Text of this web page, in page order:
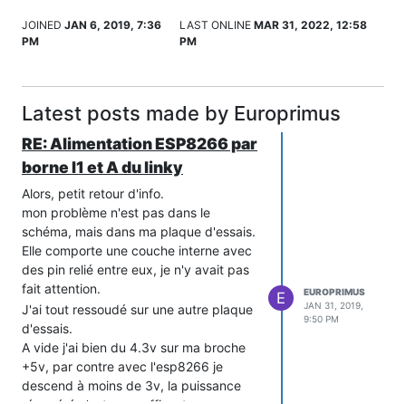
JOINED JAN 6, 2019, 7:36
PM
LAST ONLINE MAR 31, 2022, 12:58
PM
Latest posts made by Europrimus
RE: Alimentation ESP8266 par
borne I1 et A du linky
Alors, petit retour d'info.
mon problème n'est pas dans le
schéma, mais dans ma plaque d'essais.
Elle comporte une couche interne avec
des pin relié entre eux, je n'y avait pas
fait attention.
J'ai tout ressoudé sur une autre plaque
d'essais.
A vide j'ai bien du 4.3v sur ma broche
+5v, par contre avec l'esp8266 je
descend à moins de 3v, la puissance
E
EUROPRIMUS
JAN 31, 2019,
9:50 PM